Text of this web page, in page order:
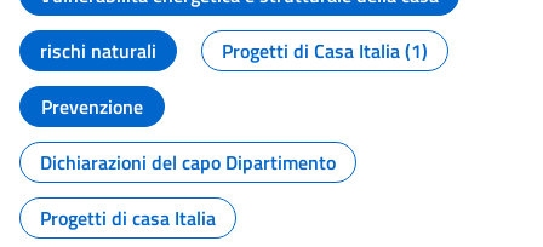
rischi naturali
Progetti di Casa Italia (1)
Prevenzione
Dichiarazioni del capo Dipartimento
Progetti di casa Italia